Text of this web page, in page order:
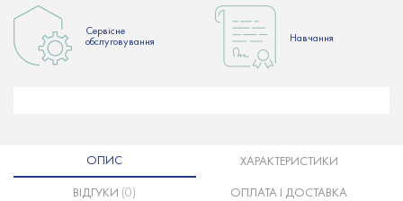
Сервісне
обслуговування
Hавчання
ОПИС ХАРАКТЕРИСТИКИ
ВІДГУКИ (0) ОПЛАТА І ДОСТАВКА